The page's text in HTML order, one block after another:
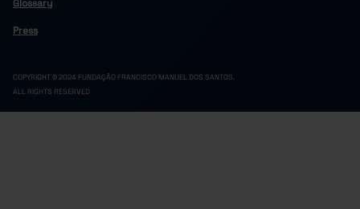
Glossary
Press
COPYRIGHT © 2024 FUNDAÇÃO FRANCISCO MANUEL DOS SANTOS.
ALL RIGHTS RESERVED